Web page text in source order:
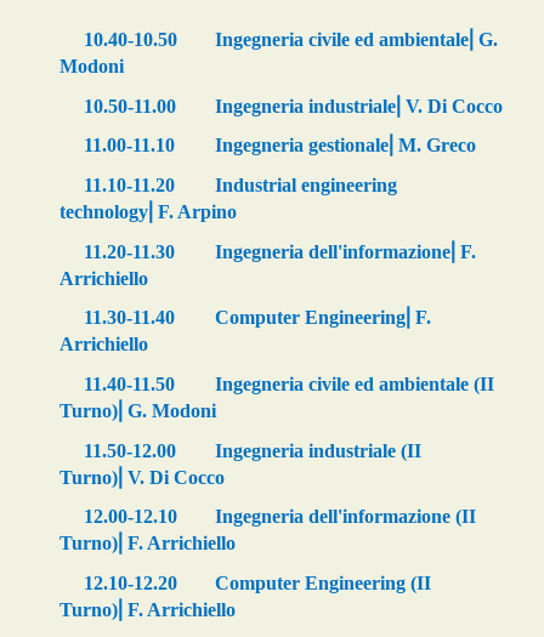
10.40-10.50 Ingegneria civile ed ambientale ⎜G.
Modoni
10.50-11.00
Ingegneria industriale ⎜V. Di Cocco
11.00-11.10
Ingegneria gestionale ⎜M. Greco
11.10-11.20
Industrial engineering
technology ⎜F. Arpino
11.20-11.30
Ingegneria dell'informazione ⎜F.
Arrichiello
11.30-11.40
Computer Engineering ⎜F.
Arrichiello
11.40-11.50
Ingegneria civile ed ambientale (II
Turno) ⎜G. Modoni
11.50-12.00
Ingegneria industriale (II
Turno) ⎜V. Di Cocco
12.00-12.10 Ingegneria dell'informazione(II
Turno) ⎜F. Arrichiello
12.10-12.20
Computer Engineering (II
Turno) ⎜F. Arrichiello